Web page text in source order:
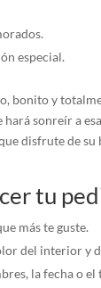
especial.
bonito y
hará sonreír a
disfrute de su
tu
más te guste.
del interior y
la fecha o el